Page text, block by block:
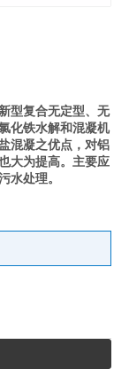
型复合无定型、无
化铁水解和混凝机
混凝之优点，对铝
大为提高。主要应
水处理。